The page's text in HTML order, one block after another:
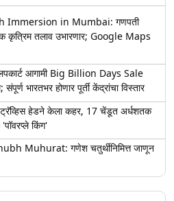
Immersion in Mumbai: गणपती
कृत्रिम तलाव उभारणार; Google Maps
आगामी Big Billion Days Sale
भारतभर होणार पूर्ती केंद्रांचा विस्तार
हेडने केला कहर, 17 चेंडूत अर्धशतक
किंग'
Muhurat: गणेश चतुर्थीनिमित्त जाणून